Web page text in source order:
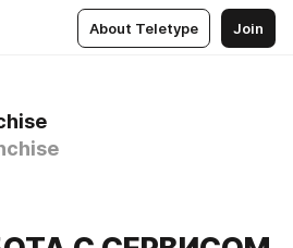
About Teletype Join